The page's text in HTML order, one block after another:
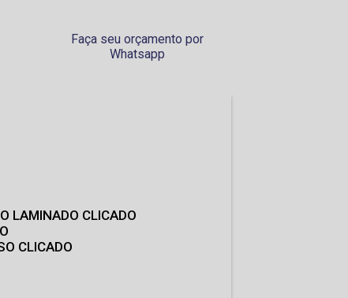
Faça seu orçamento por
Whatsapp
LAMINADO CLICADO
CLICADO